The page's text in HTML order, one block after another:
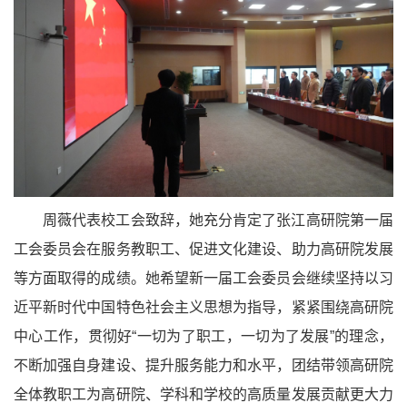
周薇代表校工会致辞，她充分肯定了张江高研院第一届
工会委员会在服务教职工、促进文化建设、助力高研院发展
等方面取得的成绩。她希望新一届工会委员会继续坚持以习
近平新时代中国特色社会主义思想为指导，紧紧围绕高研院
中心工作，贯彻好“一切为了职工，一切为了发展”的理念，
不断加强自身建设、提升服务能力和水平，团结带领高研院
全体教职工为高研院、学科和学校的高质量发展贡献更大力